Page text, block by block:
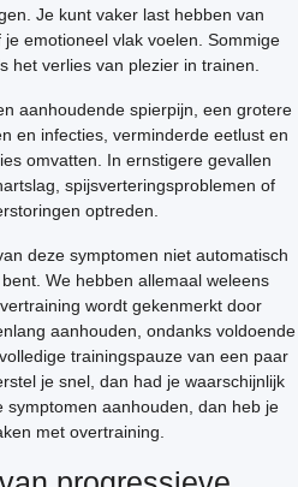
Je kunt vaker last hebben van
emotioneel vlak voelen. Sommige
het verlies van plezier in trainen.
aanhoudende spierpijn, een grotere
en infecties, verminderde eetlust en
omvatten. In ernstigere gevallen
spijsverteringsproblemen of
optreden.
deze symptomen niet automatisch
We hebben allemaal weleens
wordt gekenmerkt door
aanhouden, ondanks voldoende
trainingspauze van een paar
je snel, dan had je waarschijnlijk
symptomen aanhouden, dan heb je
met overtraining.